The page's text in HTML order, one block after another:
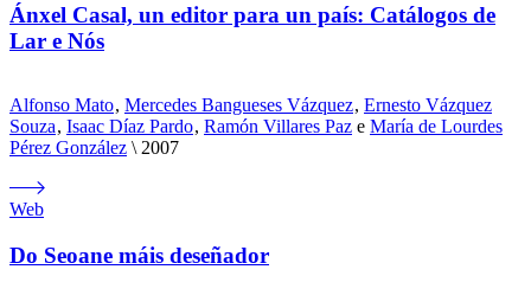
Ánxel Casal, un editor para un país: Catálogos de
Lar e Nós
Alfonso Mato, Mercedes Bangueses Vázquez, Ernesto Vázquez
Souza, Isaac Díaz Pardo, Ramón Villares Paz e María de Lourdes
Pérez González
2007
Web
Do Seoane máis deseñador